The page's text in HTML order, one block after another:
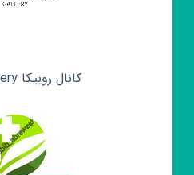
کانال روبیکا Star_gallery